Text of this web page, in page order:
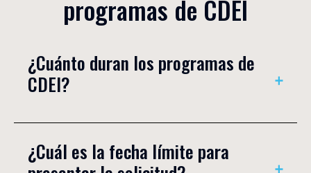
programas de CDEI
¿Cuánto duran los programas de
CDEI?
Nuestros programas de máster son programas de un
año y medio. Los programas de diploma o experto
pueden ser de 4 a 6 meses.
¿Cuál es la fecha límite para